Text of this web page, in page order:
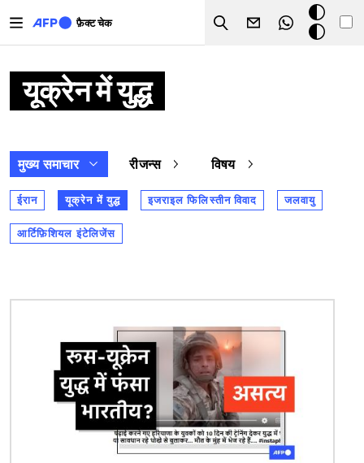
फ़ैक्ट चेक
Search
डार्क
मोड
यूक्रेन में युद्ध
मुख्य समाचार रीजन्स विषय
ईरान यूक्रेन में युद्ध इजराइल फिलिस्तीन विवाद जलवायु
आर्टिफ़िशियल इंटेलिजेंस